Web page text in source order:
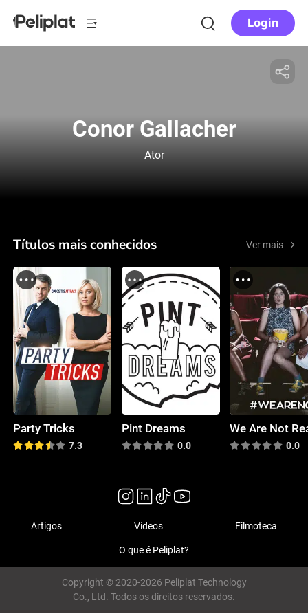
Login
Conor Gallacher
Ator
Títulos mais conhecidos Ver mais
Party Tricks
7.3
Pint Dreams
0.0 0.0
Artigos Vídeos Filmoteca
O que é Peliplat?
Copyright © 2020-2026 Peliplat Technology
Co., Ltd. Todos os direitos reservados.